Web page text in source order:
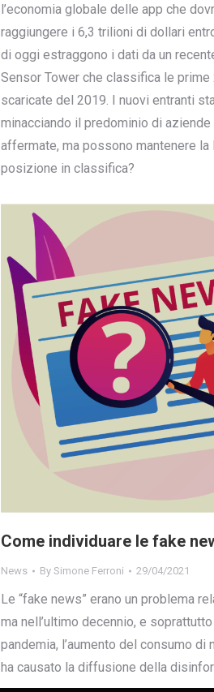
l’economia globale delle app che
raggiungere i 6,3 trilioni di dollari
di oggi estraggono i dati da un
Sensor Tower che classifica le prime
scaricate del 2019. I nuovi entranti
minacciando il predominio di
affermate, ma possono mantenere la
posizione in classifica?
Come individuare le fake
News By Simone Ferroni 29/04/2021
Le “fake news” erano un problema
ma nell’ultimo decennio, e
pandemia, l’aumento del consumo di
ha causato la diffusione della